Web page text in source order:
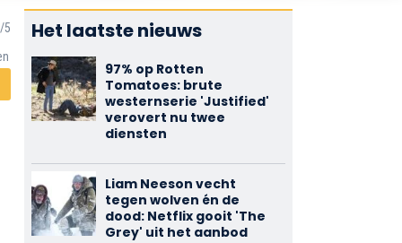
Het laatste nieuws
97% op Rotten
Tomatoes: brute
westernserie 'Justified'
verovert nu twee
diensten
Liam Neeson vecht
tegen wolven én de
dood: Netflix gooit 'The
Grey' uit het aanbod